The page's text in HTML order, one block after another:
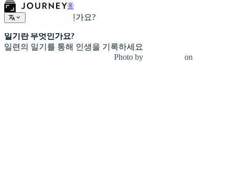
®
일기란 무엇인가요?
일기란 무엇인가요?
일련의 일기를 통해 인생을 기록하세요
Photo by
on